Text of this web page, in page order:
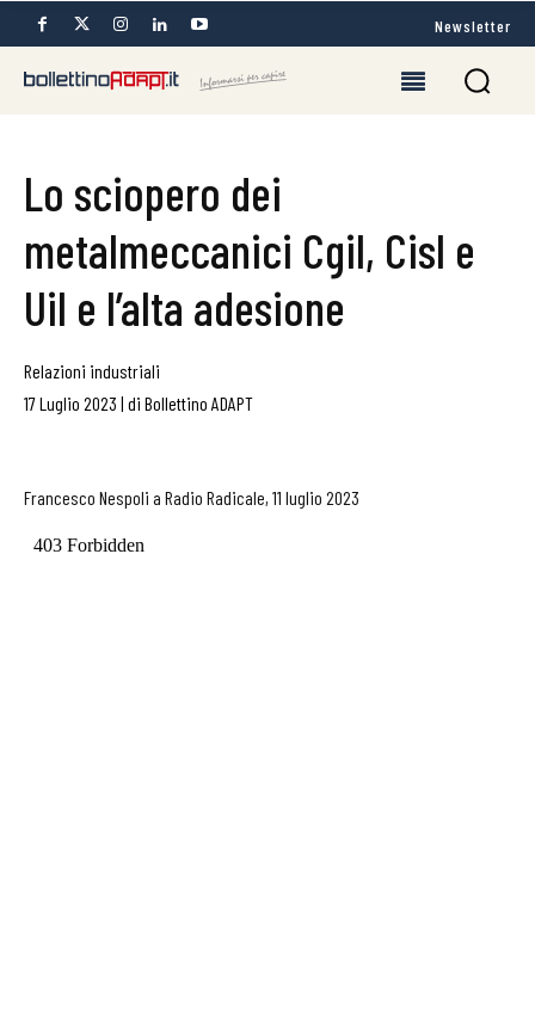
Newsletter
Lo sciopero dei
metalmeccanici Cgil, Cisl e
Uil e l’alta adesione
Relazioni industriali
17 Luglio 2023 | di Bollettino ADAPT
Francesco Nespoli a Radio Radicale, 11 luglio 2023